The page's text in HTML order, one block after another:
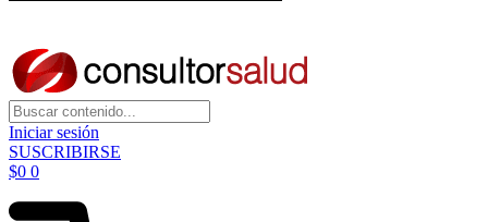
Iniciar sesión
SUSCRIBIRSE
$0 0